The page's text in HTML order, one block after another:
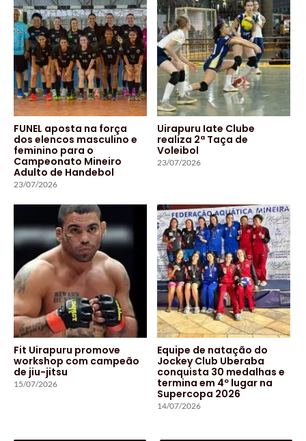
FUNEL aposta na força
dos elencos masculino e
feminino para o
Campeonato Mineiro
Adulto de Handebol
23/07/2026
Uirapuru Iate Clube
realiza 2ª Taça de
Voleibol
23/07/2026
Fit Uirapuru promove
workshop com campeão
de jiu-jitsu
15/07/2026
Equipe de natação do
Jockey Club Uberaba
conquista 30 medalhas e
termina em 4º lugar na
Supercopa 2026
14/07/2026